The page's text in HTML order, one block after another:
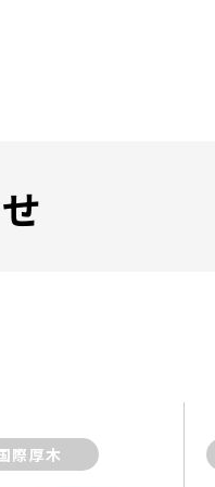
際厚木